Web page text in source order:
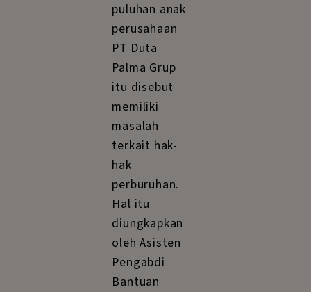
puluhan anak
perusahaan
PT Duta
Palma Grup
itu disebut
memiliki
masalah
terkait hak-
hak
perburuhan.
Hal itu
diungkapkan
oleh Asisten
Pengabdi
Bantuan